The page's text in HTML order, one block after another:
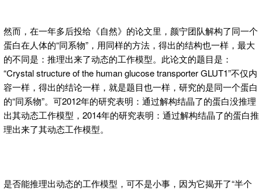
然而，在一年多后投给《自然》的论文里，颜宁团队解构了同一个
蛋白在人体的“同系物”，用同样的方法，得出的结构也一样，最大
的不同是：推理出来了动态的工作模型。此论文的题目是：
“Crystal structure of the human glucose transporter GLUT1”不仅内
容一样，得出的结论一样，就是题目也一样，研究的是同一个蛋白
的“同系物”。可2012年的研究表明：通过解构结晶了的蛋白没推理
出其动态工作模型，2014年的研究表明：通过解构结晶了的蛋白推
理出来了其动态工作模型。
是否能推理出动态的工作模型，可不是小事，因为它揭开了“半个